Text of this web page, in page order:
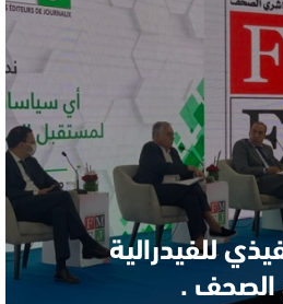
للفيدرالية
الصحف .